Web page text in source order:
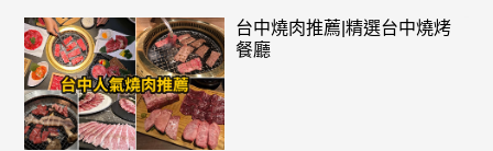
台中燒肉推薦|精選台中燒烤
餐廳